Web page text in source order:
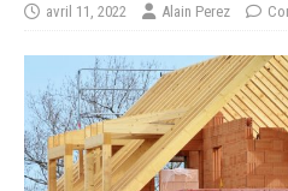
avril 11, 2022 Alain Perez